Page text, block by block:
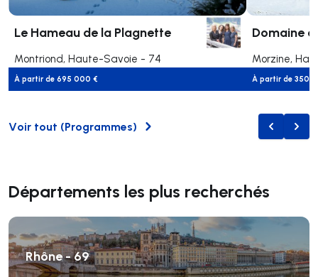
Le Hameau de la Plagnette
Montriond, Haute-Savoie - 74
À partir de 695 000 €
Domaine
Morzine,
À partir de 350
Voir tout (Programmes) Naviguer
Départements les plus recherchés
Rhône - 69